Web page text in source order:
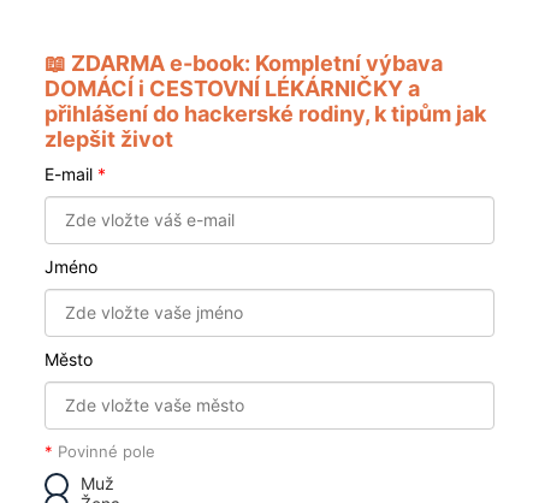
📖 ZDARMA e-book: Kompletní výbava
DOMÁCÍ i CESTOVNÍ LÉKÁRNIČKYa
přihlášení do hackerské rodiny, k tipům jak
zlepšit život
E-mail *
Jméno
Město
* Povinné pole
Muž